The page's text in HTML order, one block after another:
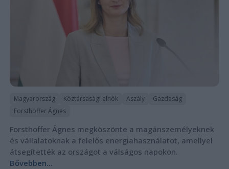
Magyarország Köztársasági elnök Aszály
Gazdaság
Forsthoffer Ágnes
Forsthoffer Ágnes megköszönte a magánszemélyeknek
és vállalatoknak a felelős energiahasználatot, amellyel
átsegítették az országot a válságos napokon.
Bővebben...